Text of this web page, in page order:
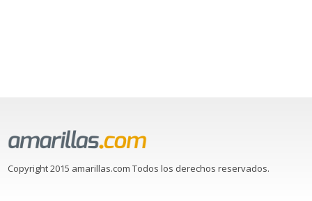
Copyright 2015 amarillas.com Todos los derechos reservados.